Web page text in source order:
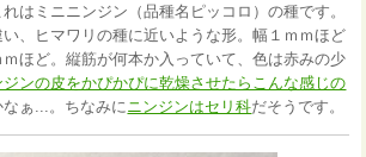
はミニニンジン（品種名ピッコロ）の種です。
、ヒマワリの種に近いような形。幅１ｍｍほど
ほど。縦筋が何本か入っていて、色は赤みの少
ジンの皮をかぴかぴに乾燥させたらこんな感じの
ぁ...。ちなみに ニンジンはセリ科だそうです。